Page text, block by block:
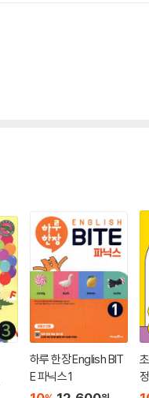
하루 한장 English BIT
E 파닉스 1